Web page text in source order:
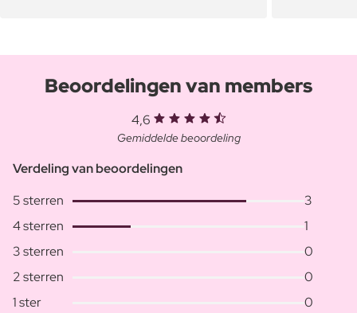
Beoordelingen van members
4,6
Gemiddelde beoordeling
Verdeling van beoordelingen
5 sterren
3
4 sterren
1
3 sterren
0
2 sterren
0
1 ster
0